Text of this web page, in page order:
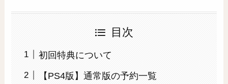
目次
初回特典について
【PS4版】通常版の予約一覧